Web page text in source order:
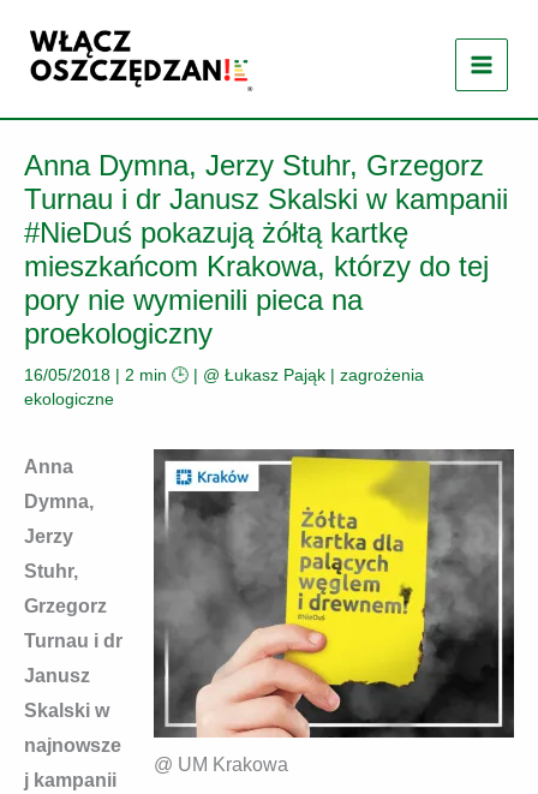
treści
Anna Dymna, Jerzy Stuhr, Grzegorz
Turnau i dr Janusz Skalski w kampanii
#NieDuś pokazują żółtą kartkę
mieszkańcom Krakowa, którzy do tej
pory nie wymienili pieca na
proekologiczny
16/05/2018 | 2 min 🕒 | @ Łukasz Pająk | zagrożenia
ekologiczne
@ UM Krakowa
Anna
Dymna,
Jerzy
Stuhr,
Grzegorz
Turnau i dr
Janusz
Skalski w
najnowsze
j kampanii